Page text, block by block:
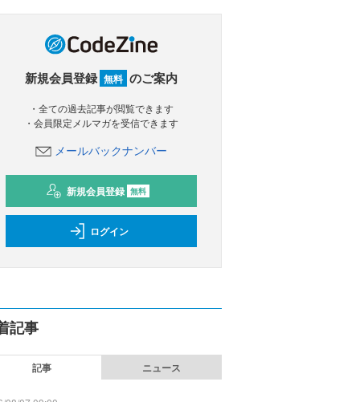
新規会員登録 無料 のご案内
・全ての過去記事が閲覧できます
・会員限定メルマガを受信できます
メールバックナンバー
新規会員登録 無料
ログイン
記事
記事 ニュース